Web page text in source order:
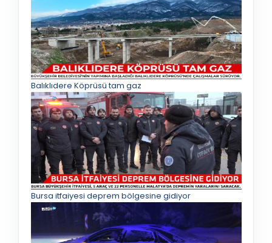
Balıklıdere Köprüsü tam gaz
Bursa itfaiyesi deprem bölgesine gidiyor